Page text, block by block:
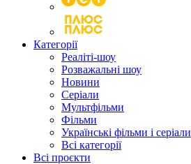
Категорії
Реаліті-шоу
Розважальні шоу
Новини
Серіали
Мультфільми
Фільми
Українські фільми і серіали
Всі категорії
Всі проєкти